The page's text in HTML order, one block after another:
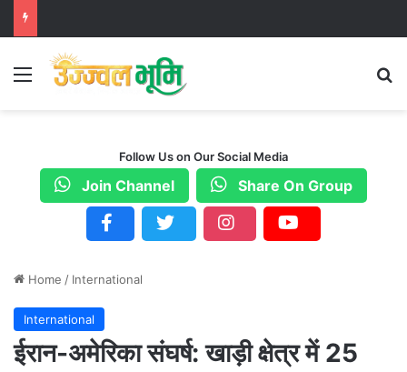
Menu
Follow Us on Our Social Media
Join Channel Share On Group
Home / International
International
ईरान-अमेरिका संघर्ष: खाड़ी क्षेत्र में 25